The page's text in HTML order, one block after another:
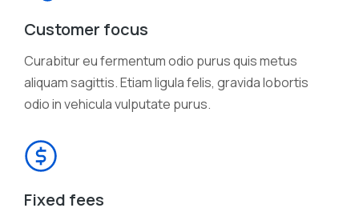
Customer focus
Curabitur eu fermentum odio purus quis metus
aliquam sagittis. Etiam ligula felis, gravida lobortis
odio in vehicula vulputate purus.
Fixed fees